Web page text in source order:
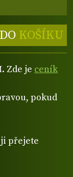
KOŠÍKU
Zde je ceník
pokud
přejete